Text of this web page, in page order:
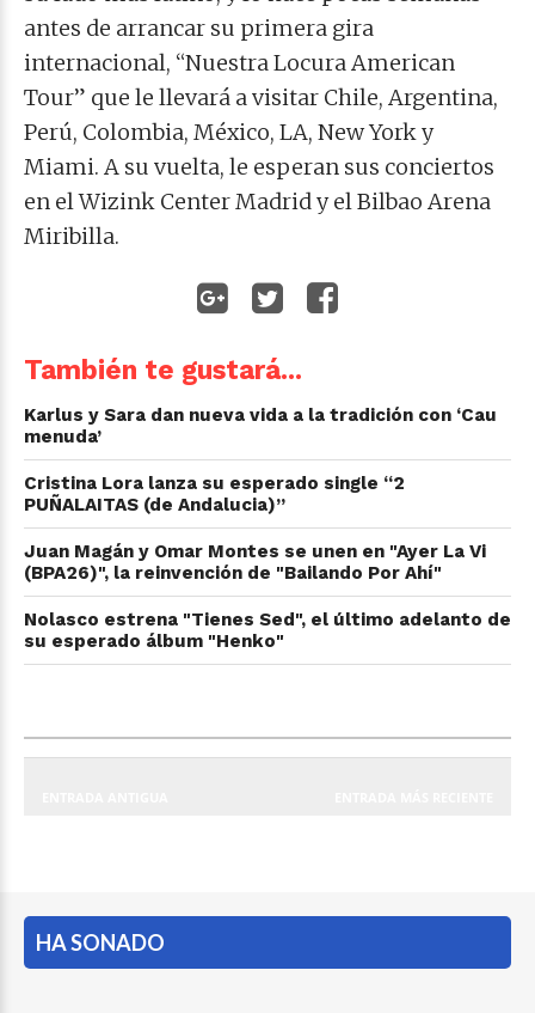
antes de arrancar su primera gira
internacional, “Nuestra Locura American
Tour” que le llevará a visitar Chile, Argentina,
Perú, Colombia, México, LA, New York y
Miami. A su vuelta, le esperan sus conciertos
en el Wizink Center Madrid y el Bilbao Arena
Miribilla.
También te gustará...
Karlus y Sara dan nueva vida a la tradición con ‘Cau
menuda’
Cristina Lora lanza su esperado single “2
PUÑALAITAS (de Andalucia)”
Juan Magán y Omar Montes se unen en "Ayer La Vi
(BPA26)", la reinvención de "Bailando Por Ahí"
Nolasco estrena "Tienes Sed", el último adelanto de
su esperado álbum "Henko"
HA SONADO